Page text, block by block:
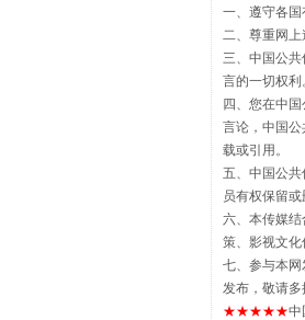
漫山遍
一、遵守各
二、尊重网上
三、中国公
言的一切权利
四、您在中
言论，中国
载或引用。
五、中国公
员有权保留或
六、本传媒
策、影视文化
七、参与本
发布，敬请
★★★★★中